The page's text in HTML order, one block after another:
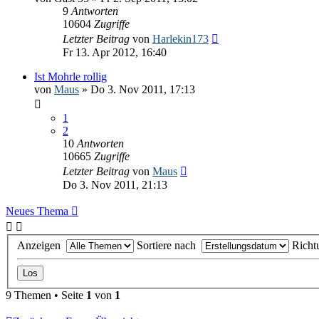
9 Antworten
10604 Zugriffe
Letzter Beitrag von Harlekin173
Fr 13. Apr 2012, 16:40
Ist Mohrle rollig
von Maus » Do 3. Nov 2011, 17:13
1
2
10 Antworten
10665 Zugriffe
Letzter Beitrag von Maus
Do 3. Nov 2011, 21:13
Neues Thema
Anzeigen Sortiere nach
9 Themen • Seite 1 von 1